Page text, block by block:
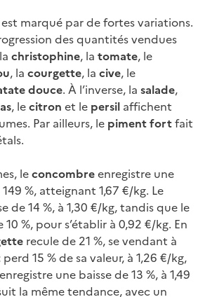
marqué par de fortes variations.
des quantités vendues
christophine, la tomate, le
, la courgette, la cive, le
douce. À l’inverse, la salade,
, lecitron et le persil affichent
Par ailleurs, le piment fortfait
leconcombreenregistre une
%, atteignant 1,67 €/kg. Le
de 14 %, à 1,30 €/kg, tandis que le
%, pour s’établir à 0,92 €/kg. En
recule de 21 %, se vendant à
perd 15 % de sa valeur, à 1,26 €/kg,
enregistre une baisse de 13 %, à 1,49
la même tendance, avec un